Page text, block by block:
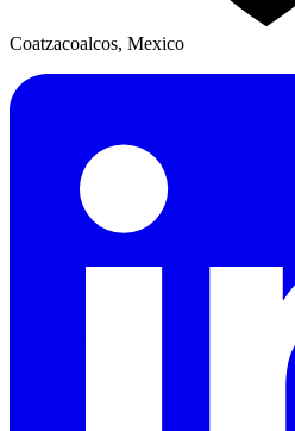
Coatzacoalcos, Mexico